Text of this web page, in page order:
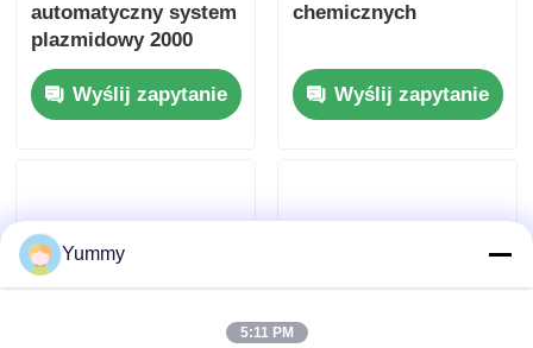
automatyczny system
plazmidowy 2000
Wyślij zapytanie
chemicznych
Wyślij zapytanie
Yummy
5:11 PM